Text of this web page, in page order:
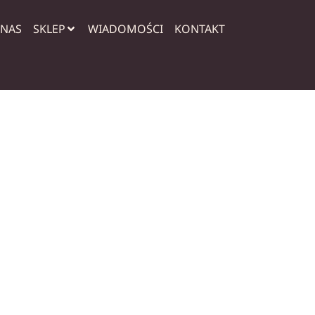
SKLEP WIADOMOŚCI KONTAKT